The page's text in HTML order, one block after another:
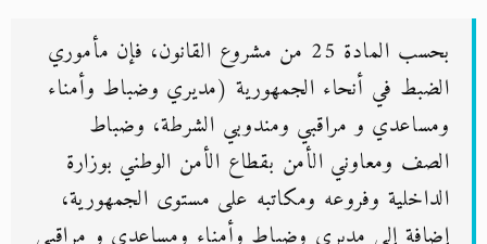
بحسب المادة 25 من مشروع القانون، فإن مأموري
الضبط في أنحاء الجمهورية (مديري وضباط وأمناء
ومساعدي و مراقبي ومندوبي الشرطة، وضباط
الصف ومعاوني الأمن بقطاع الأمن الوطني بوزارة
الداخلية وفروعه ومكاتبه على مستوى الجمهورية،